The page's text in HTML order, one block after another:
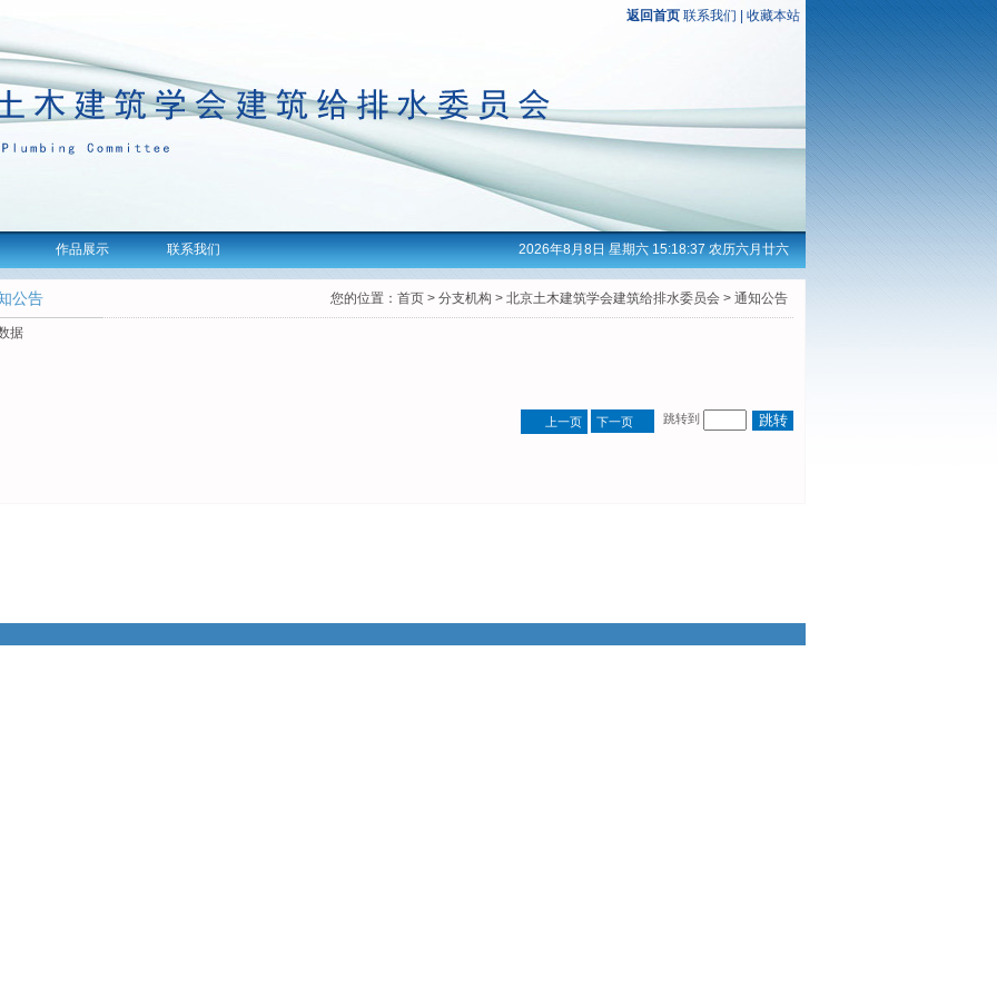
返回首页 联系我们 收藏本站
作品展示 联系我们 2026年8月8日 星期六 15:18:38 农历六月廿六
您的位置： 首页 > 分支机构 > 北京土木建筑学会建筑给排水委员会 > 通知公告
公告
据
上一页 下一页 跳转到